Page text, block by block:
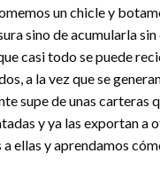
un chicle y
sino de acumularla
casi todo se puede
a la vez que se
supe de unas carteras
y ya las exportan a
ellas y aprendamos